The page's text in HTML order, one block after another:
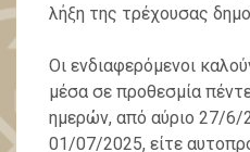
λήξη της τρέχουσας
Οι ενδιαφερόμενοι
μέσα σε προθεσμία
ημερών, από αύριο 27/6/
01/07/2025, είτε